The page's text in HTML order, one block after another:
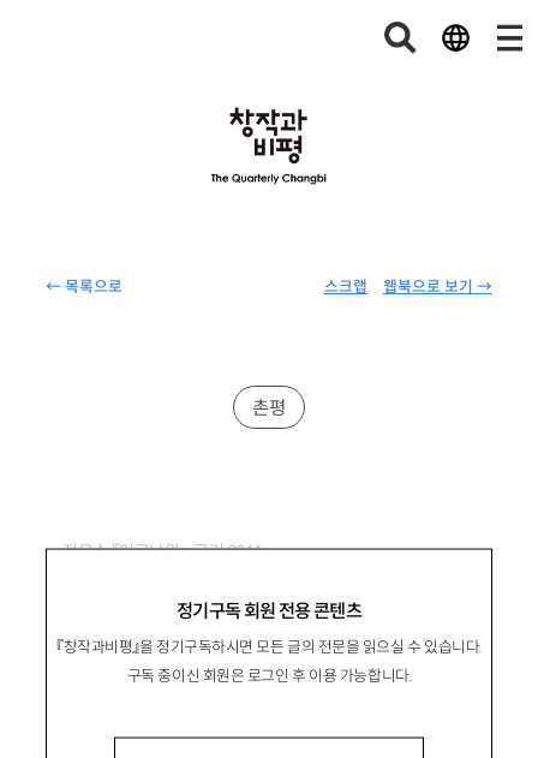
← 목록으로 웹북으로 보기 →
스크랩
정기구독 회원 전용 콘텐츠
『창작과비평』을 정기구독하시면 모든 글의 전문을 읽으실 수 있습니다.
구독 중이신 회원은 로그인 후 이용 가능합니다.
촌평
정윤수 『인공낙원』, 궁리 2011
도시를 바라보는 다채로운 시선들